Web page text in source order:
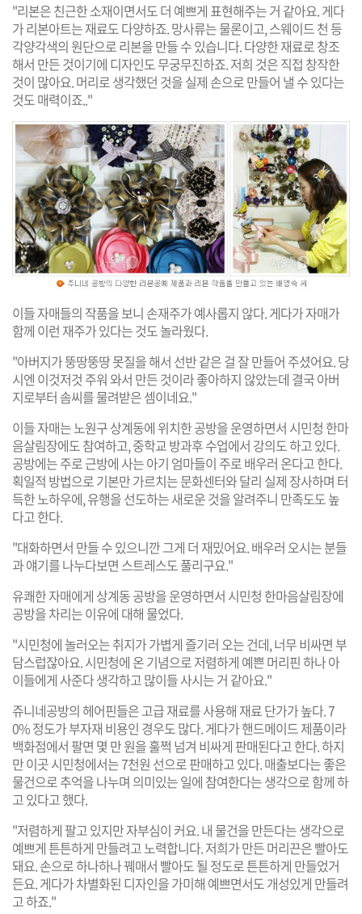
"리본은 친근한 소재이면서도 더 예쁘게 표현해주는 거 같아요. 게다
가 리본아트는 재료도 다양하죠. 망사류는 물론이고, 스웨이드 천 등
각양각색의 원단으로 리본을 만들 수 있습니다. 다양한 재료로 창조
해서 만든 것이기에 디자인도 무궁무진하죠. 저희 것은 직접 창작한
것이 많아요. 머리로 생각했던 것을 실제 손으로 만들어 낼 수 있다는
것도 매력이죠.."
이들 자매들의 작품을 보니 손재주가 예사롭지 않다. 게다가 자매가
함께 이런 재주가 있다는 것도 놀라웠다.
"아버지가 뚱땅뚱땅 못질을 해서 선반 같은 걸 잘 만들어 주셨어요. 당
시엔 이것저것 주워 와서 만든 것이라 좋아하지 않았는데 결국 아버
지로부터 솜씨를 물려받은 셈이네요."
이들 자매는 노원구 상계동에 위치한 공방을 운영하면서 시민청 한마
음살림장에도 참여하고, 중학교 방과후 수업에서 강의도 하고 있다.
공방에는 주로 근방에 사는 아기 엄마들이 주로 배우러 온다고 한다.
획일적 방법으로 기본만 가르치는 문화센터와 달리 실제 장사하며 터
득한 노하우에, 유행을 선도하는 새로운 것을 알려주니 만족도도 높
다고 한다.
"대화하면서 만들 수 있으니깐 그게 더 재밌어요. 배우러 오시는 분들
과 얘기를 나누다보면 스트레스도 풀리구요."
유쾌한 자매에게 상계동 공방을 운영하면서 시민청 한마음살림장에
공방을 차리는 이유에 대해 물었다.
"시민청에 놀러오는 취지가 가볍게 즐기러 오는 건데, 너무 비싸면 부
담스럽잖아요. 시민청에 온 기념으로 저렴하게 예쁜 머리핀 하나 아
이들에게 사준다 생각하고 많이들 사시는 거 같아요."
쥬니네공방의 헤어핀들은 고급 재료를 사용해 재료 단가가 높다. 7
0% 정도가 부자재 비용인 경우도 많다. 게다가 핸드메이드 제품이라
백화점에서 팔면 몇 만 원을 훌쩍 넘겨 비싸게 판매된다고 한다. 하지
만 이곳 시민청에서는 7천원 선으로 판매하고 있다. 매출보다는 좋은
물건으로 추억을 나누며 의미있는 일에 참여한다는 생각으로 함께 하
고 있다고 했다.
"저렴하게 팔고 있지만 자부심이 커요. 내 물건을 만든다는 생각으로
예쁘게 튼튼하게 만들려고 노력합니다. 저희가 만든 머리끈은 빨아도
돼요. 손으로 하나하나 꿰매서 빨아도 될 정도로 튼튼하게 만들었거
든요. 게다가 차별화된 디자인을 가미해 예쁘면서도 개성있게 만들려
고 하죠."